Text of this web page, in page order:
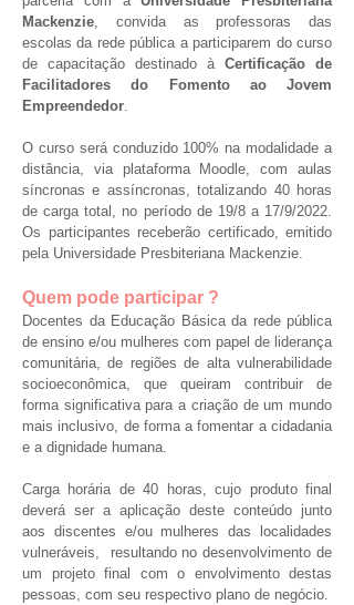
Mackenzie, convida as professoras das
escolas da rede pública a participarem do curso
de capacitação destinado à Certificação de
Facilitadores do Fomento ao Jovem
Empreendedor.
O curso será conduzido 100% na modalidade a
distância, via plataforma Moodle, com aulas
síncronas e assíncronas, totalizando 40 horas
de carga total, no período de 19/8 a 17/9/2022.
Os participantes receberão certificado, emitido
pela Universidade Presbiteriana Mackenzie.
Quem pode participar ?
Docentes da Educação Básica da rede pública
de ensino e/ou mulheres com papel de liderança
comunitária, de regiões de alta vulnerabilidade
socioeconômica, que queiram contribuir de
forma significativa para a criação de um mundo
mais inclusivo, de forma a fomentar a cidadania
e a dignidade humana.
Carga horária de 40 horas, cujo produto final
deverá ser a aplicação deste conteúdo junto
aos discentes e/ou mulheres das localidades
vulneráveis, resultando no desenvolvimento de
um projeto final com o envolvimento destas
pessoas, com seu respectivo plano de negócio.